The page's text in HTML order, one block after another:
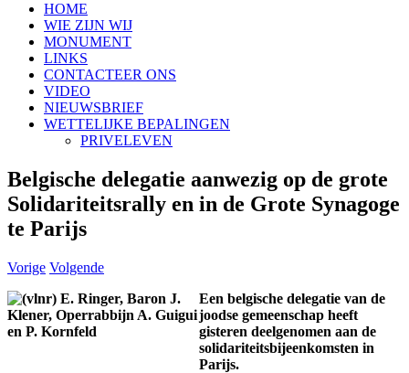
HOME
WIE ZIJN WIJ
MONUMENT
LINKS
CONTACTEER ONS
VIDEO
NIEUWSBRIEF
WETTELIJKE BEPALINGEN
PRIVELEVEN
Belgische delegatie aanwezig op de grote
Solidariteitsrally en in de Grote Synagoge
te Parijs
Vorige Volgende
Een belgische delegatie van de
joodse gemeenschap heeft
gisteren deelgenomen aan de
solidariteitsbijeenkomsten in
Parijs.